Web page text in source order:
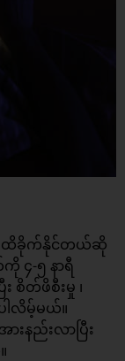
မှု ထိခိုက်နိုင်တယ်ဆို
၄-၅ နာရီ
စိတ်ဖိစီးမှု ၊
ါလိမ့်မယ်။
းနည်းလာပြီး